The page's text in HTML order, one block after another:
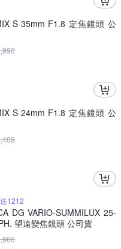
S 35mm F1.8 定焦鏡頭 公
S 24mm F1.8 定焦鏡頭 公
1212
DG VARIO-SUMMILUX 25-
望遠變焦鏡頭 公司貨